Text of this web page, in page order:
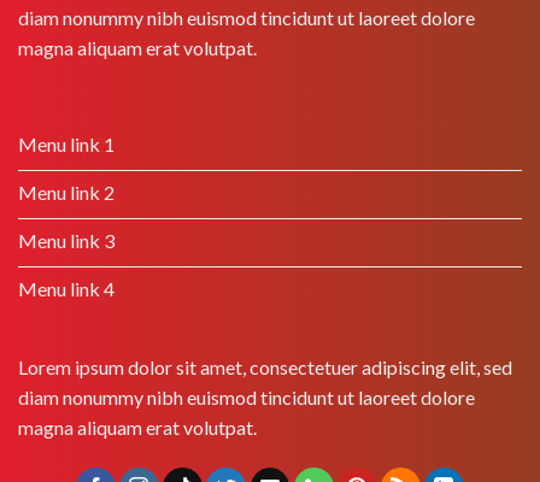
diam nonummy nibh euismod tincidunt ut laoreet dolore
magna aliquam erat volutpat.
Menu link 1
Menu link 2
Menu link 3
Menu link 4
Lorem ipsum dolor sit amet, consectetuer adipiscing elit, sed
diam nonummy nibh euismod tincidunt ut laoreet dolore
magna aliquam erat volutpat.